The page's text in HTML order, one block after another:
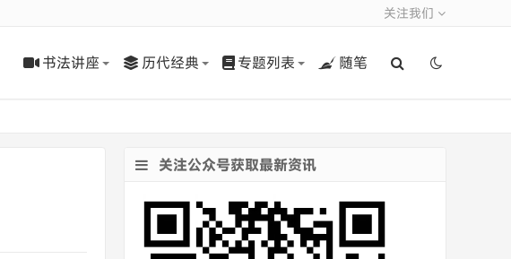
关注我们
书法讲座 历代经典 专题列表 随笔
关注公众号获取最新资讯